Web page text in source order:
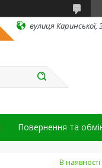
вулиця Каринської,
Повернення та
В наявності